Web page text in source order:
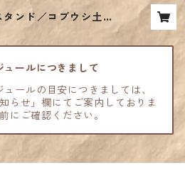
ンド／コブウシ土器
ト博物館ウェブショ
ップ
ュールにつきまして
ールの目安につきましては、
らせ」欄にてご案内しておりま
にご確認ください。